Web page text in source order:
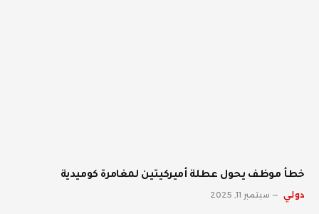
خطأ موظف يحول عطلة أميركيتين لمغامرة كوميدية
دولي سبتمبر 11, 2025